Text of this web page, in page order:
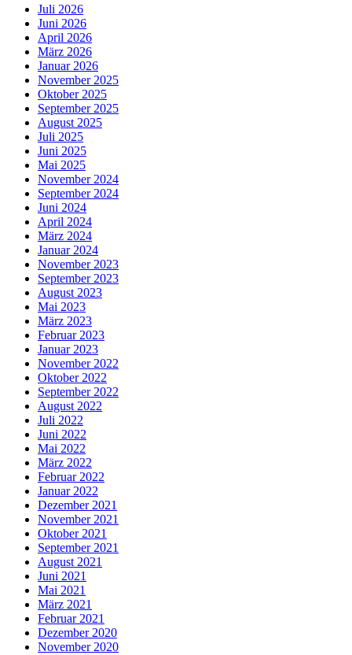
Juli 2026
Juni 2026
April 2026
März 2026
Januar 2026
November 2025
Oktober 2025
September 2025
August 2025
Juli 2025
Juni 2025
Mai 2025
November 2024
September 2024
Juni 2024
April 2024
März 2024
Januar 2024
November 2023
September 2023
August 2023
Mai 2023
März 2023
Februar 2023
Januar 2023
November 2022
Oktober 2022
September 2022
August 2022
Juli 2022
Juni 2022
Mai 2022
März 2022
Februar 2022
Januar 2022
Dezember 2021
November 2021
Oktober 2021
September 2021
August 2021
Juni 2021
Mai 2021
März 2021
Februar 2021
Dezember 2020
November 2020